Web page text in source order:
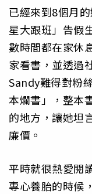
已經來到8個月
星大跟班」告假
數時間都在家休
家看書，並透過
Sandy難得對粉
本爛書」，整本
的地方，讓她坦
廉價。
平時就很熱愛閱
專心養胎的時候